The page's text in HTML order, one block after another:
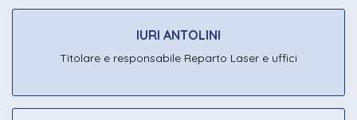
IURI ANTOLINI
Titolare e responsabile Reparto Laser e uffici